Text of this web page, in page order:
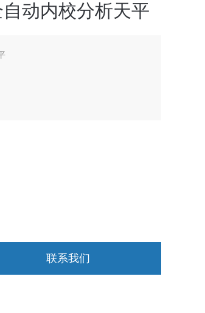
动内校分析天平
联系我们